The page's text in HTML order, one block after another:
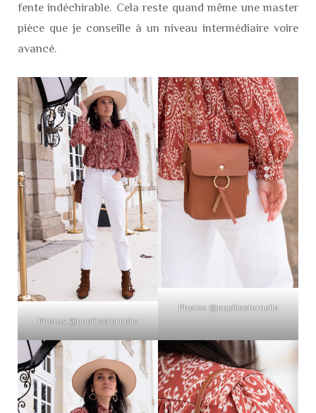
fente indéchirable. Cela reste quand même une master
pièce que je conseille à un niveau intermédiaire voire
avancé.
Photos @pupilleeternelle
Photos @pupilleeternelle